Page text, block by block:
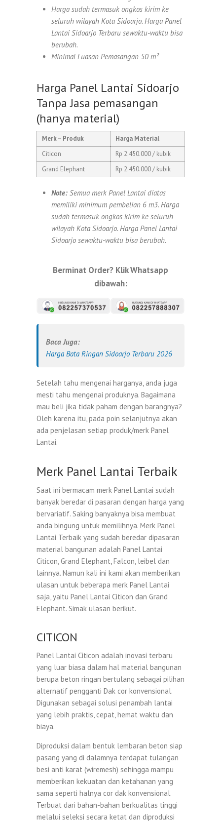
Harga sudah termasuk ongkos kirim ke
seluruh wilayah Kota Sidoarjo. Harga Panel
Lantai Sidoarjo Terbaru sewaktu-waktu bisa
berubah.
Minimal Luasan Pemasangan 50 m²
Harga Panel Lantai Sidoarjo
Tanpa Jasa pemasangan
(hanya material)
Merk – Produk
Harga Material
Citicon
Rp 2.450.000 / kubik
Grand Elephant
Rp 2.450.000 / kubik
Note: Semua merk Panel Lantai diatas
memiliki minimum pembelian 6 m3. Harga
sudah termasuk ongkos kirim ke seluruh
wilayah Kota Sidoarjo. Harga Panel Lantai
Sidoarjo sewaktu-waktu bisa berubah.
Berminat Order? Klik Whatsapp
dibawah:
Baca Juga:
Harga Bata Ringan Sidoarjo Terbaru 2026
Setelah tahu mengenai harganya, anda juga
mesti tahu mengenai produknya. Bagaimana
mau beli jika tidak paham dengan barangnya?
Oleh karena itu, pada poin selanjutnya akan
ada penjelasan setiap produk/merk Panel
Lantai.
Merk Panel Lantai Terbaik
Saat ini bermacam merk Panel Lantai sudah
banyak beredar di pasaran dengan harga yang
bervariatif. Saking banyaknya bisa membuat
anda bingung untuk memilihnya. Merk Panel
Lantai Terbaik yang sudah beredar dipasaran
material bangunan adalah Panel Lantai
Citicon, Grand Elephant, Falcon, leibel dan
lainnya. Namun kali ini kami akan memberikan
ulasan untuk beberapa merk Panel Lantai
saja, yaitu Panel Lantai Citicon dan Grand
Elephant. Simak ulasan berikut.
CITICON
Panel Lantai Citicon adalah inovasi terbaru
yang luar biasa dalam hal material bangunan
berupa beton ringan bertulang sebagai pilihan
alternatif pengganti Dak cor konvensional.
Digunakan sebagai solusi penambah lantai
yang lebih praktis, cepat, hemat waktu dan
biaya.
Diproduksi dalam bentuk lembaran beton siap
pasang yang di dalamnya terdapat tulangan
besi anti karat (wiremesh) sehingga mampu
memberikan kekuatan dan ketahanan yang
sama seperti halnya cor dak konvensional.
Terbuat dari bahan-bahan berkualitas tinggi
melalui seleksi secara ketat dan diproduksi